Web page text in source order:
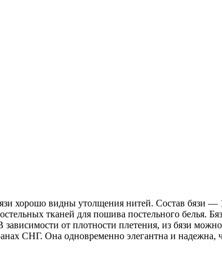
хорошо видны утолщения нитей. Состав бязи
тканей для пошива постельного белья.
от плотности плетения, из бязи
СНГ. Она одновременно элегантна и надежна,